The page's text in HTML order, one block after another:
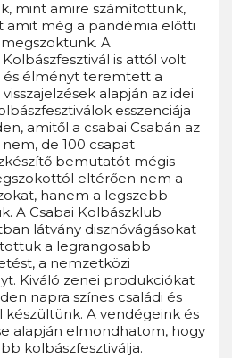
mint amire számítottunk,
amit még a pandémia előtti
A
is attól volt
és élményt teremtett a
alapján az idei
esszenciája
amitől a csabai Csabán az
de 100 csapat
bemutatót mégis
eltérően nem a
hanem a legszebb
A Csabai Kolbászklub
látvány disznóvágásokat
a legrangosabb
a nemzetközi
Kiváló zenei produkciókat
napra színes családi és
A vendégeink és
alapján elmondhatom, hogy
kolbászfesztiválja.